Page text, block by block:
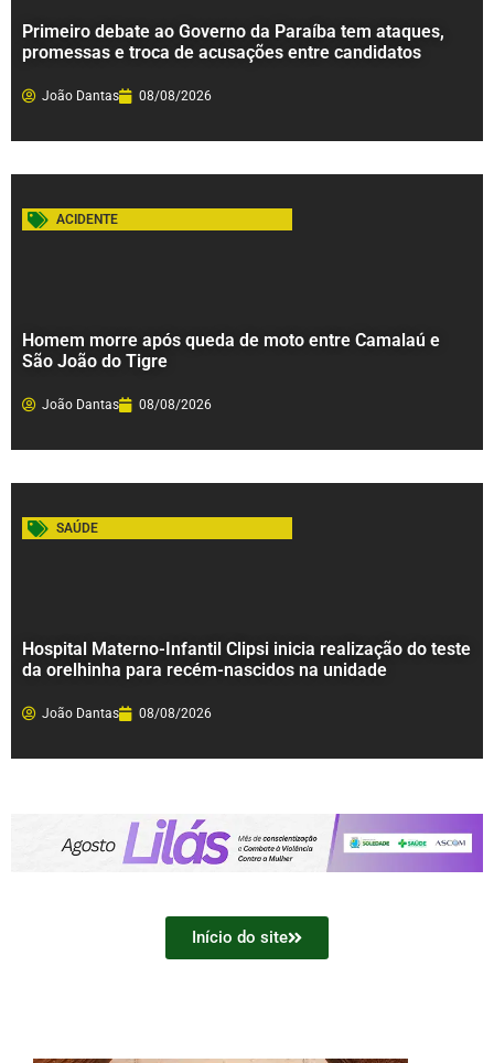
Primeiro debate ao Governo da Paraíba tem ataques,
promessas e troca de acusações entre candidatos
João Dantas 08/08/2026
ACIDENTE
Homem morre após queda de moto entre Camalaú e
São João do Tigre
João Dantas 08/08/2026
SAÚDE
Hospital Materno-Infantil Clipsi inicia realização do teste
da orelhinha para recém-nascidos na unidade
João Dantas 08/08/2026
Início do site